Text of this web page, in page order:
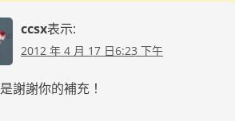
ccsx表示:
2012 年 4 月 17 日6:23 下午
謝謝你的補充！